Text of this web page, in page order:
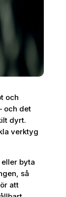
och
och det
dyrt.
verktyg
byta
så
att